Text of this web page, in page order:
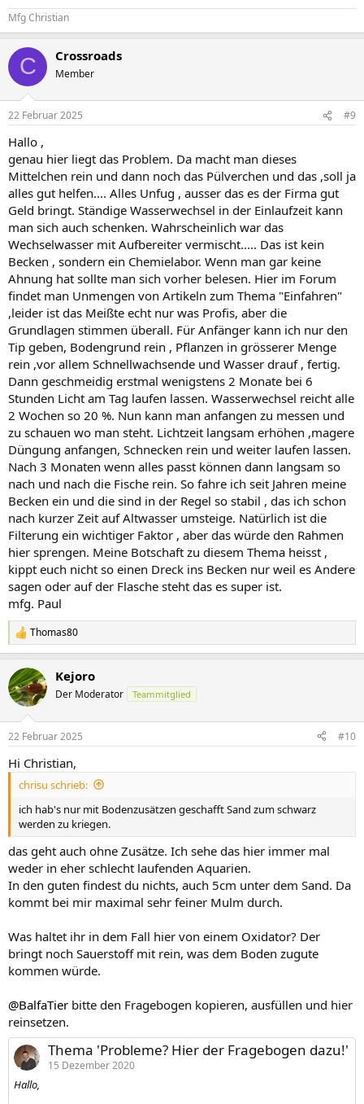
Mfg Christian
C Crossroads
Member
22 Februar 2025 #9
Hallo ,
genau hier liegt das Problem. Da macht man dieses
Mittelchen rein und dann noch das Pülverchen und das ,soll ja
alles gut helfen.... Alles Unfug , ausser das es der Firma gut
Geld bringt. Ständige Wasserwechsel in der Einlaufzeit kann
man sich auch schenken. Wahrscheinlich war das
Wechselwasser mit Aufbereiter vermischt..... Das ist kein
Becken , sondern ein Chemielabor. Wenn man gar keine
Ahnung hat sollte man sich vorher belesen. Hier im Forum
findet man Unmengen von Artikeln zum Thema "Einfahren"
,leider ist das Meißte echt nur was Profis, aber die
Grundlagen stimmen überall. Für Anfänger kann ich nur den
Tip geben, Bodengrund rein , Pflanzen in grösserer Menge
rein ,vor allem Schnellwachsende und Wasser drauf , fertig.
Dann geschmeidig erstmal wenigstens 2 Monate bei 6
Stunden Licht am Tag laufen lassen. Wasserwechsel reicht alle
2 Wochen so 20 %. Nun kann man anfangen zu messen und
zu schauen wo man steht. Lichtzeit langsam erhöhen ,magere
Düngung anfangen, Schnecken rein und weiter laufen lassen.
Nach 3 Monaten wenn alles passt können dann langsam so
nach und nach die Fische rein. So fahre ich seit Jahren meine
Becken ein und die sind in der Regel so stabil , das ich schon
nach kurzer Zeit auf Altwasser umsteige. Natürlich ist die
Filterung ein wichtiger Faktor , aber das würde den Rahmen
hier sprengen. Meine Botschaft zu diesem Thema heisst ,
kippt euch nicht so einen Dreck ins Becken nur weil es Andere
sagen oder auf der Flasche steht das es super ist.
mfg. Paul
R
e
k
t
i
e
:
Thomas80
Kejoro
Der Moderator Teammitglied
22 Februar 2025 #10
Hi Christian,
chrisu schrieb:
ich hab's nur mit Bodenzusätzen geschafft Sand zum schwarz
werden zu kriegen.
das geht auch ohne Zusätze. Ich sehe das hier immer mal
weder in eher schlecht laufenden Aquarien.
In den guten findest du nichts, auch 5cm unter dem Sand. Da
kommt bei mir maximal sehr feiner Mulm durch.
Was haltet ihr in dem Fall hier von einem Oxidator? Der
bringt noch Sauerstoff mit rein, was dem Boden zugute
kommen würde.
@BalfaTier bitte den Fragebogen kopieren, ausfüllen und hier
reinsetzen.
Thema 'Probleme? Hier der Fragebogen dazu!'
15 Dezember 2020
Hallo,